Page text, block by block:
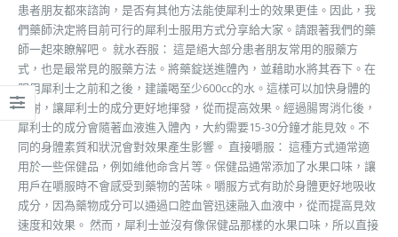
患者朋友都來諮詢，是否有其他方法能使犀利士的效果更佳。因此，我
們藥師決定將目前可行的犀利士服用方式分享給大家。請跟著我們的藥
師一起來瞭解吧。 就水吞服： 這是絕大部分患者朋友常用的服藥方
式，也是最常見的服藥方法。將藥錠送進體內，並藉助水將其吞下。在
服用犀利士之前和之後，建議喝至少600cc的水。這樣可以加快身體的
代謝，讓犀利士的成分更好地揮發，從而提高效果。經過腸胃消化後，
犀利士的成分會隨著血液進入體內，大約需要15-30分鐘才能見效。不
同的身體素質和狀況會對效果產生影響。 直接嚼服： 這種方式通常適
用於一些保健品，例如維他命含片等。保健品通常添加了水果口味，讓
用戶在嚼服時不會感受到藥物的苦味。嚼服方式有助於身體更好地吸收
成分，因為藥物成分可以通過口腔血管迅速融入血液中，從而提高見效
速度和效果。 然而，犀利士並沒有像保健品那樣的水果口味，所以直接